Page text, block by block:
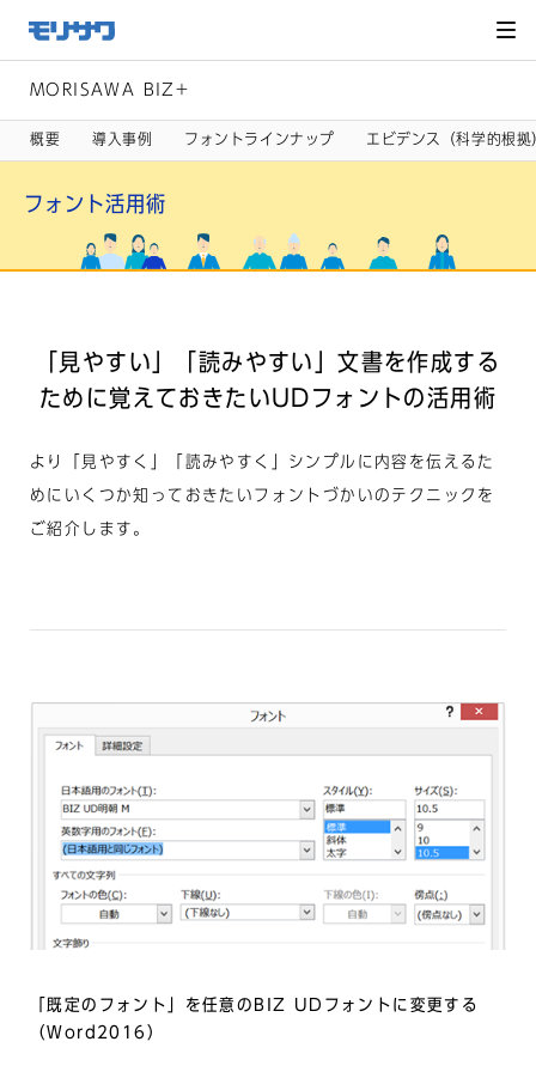
メ
ニュー
飛ばし
へ移動
MORISAWA BIZ+
概要 導入事例 フォントラインナップ エビデンス（科学的根拠
フォント活用術
「見やすい」「読みやすい」文書を作成する
ために覚えておきたいUDフォントの活用術
より「見やすく」「読みやすく」シンプルに内容を伝えるた
めに いくつか知っておきたいフォントづかいのテクニックを
ご紹介します。
「既定のフォント」を任意のBIZ UDフォントに変更する
（Word2016）